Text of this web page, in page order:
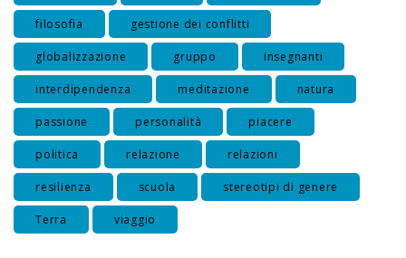
filosofia gestione dei conflitti
globalizzazione gruppo insegnanti
interdipendenza meditazione natura
passione personalità piacere
politica relazione relazioni
resilienza scuola stereotipi di genere
Terra viaggio